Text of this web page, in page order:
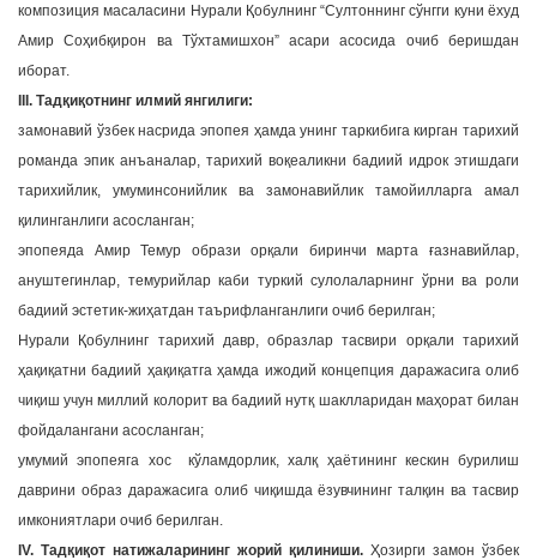
композиция масаласини Нурали Қобулнинг “Султоннинг сўнгги куни ёхуд
Амир Соҳибқирон ва Тўхтамишхон” асари асосида очиб беришдан
иборат.
III. Тадқиқотнинг илмий янгилиги:
замонавий ўзбек насрида эпопея ҳамда унинг таркибига кирган тарихий
романда эпик анъаналар, тарихий воқеаликни бадиий идрок этишдаги
тарихийлик, умуминсонийлик ва замонавийлик тамойилларга амал
қилинганлиги асосланган;
эпопеяда Амир Темур образи орқали биринчи марта ғазнавийлар,
ануштегинлар, темурийлар каби туркий сулолаларнинг ўрни ва роли
бадиий эстетик-жиҳатдан таърифланганлиги очиб берилган;
Нурали Қобулнинг тарихий давр, образлар тасвири орқали тарихий
ҳақиқатни бадиий ҳақиқатга ҳамда ижодий концепция даражасига олиб
чиқиш учун миллий колорит ва бадиий нутқ шаклларидан маҳорат билан
фойдалангани асосланган;
умумий эпопеяга хос кўламдорлик, халқ ҳаётининг кескин бурилиш
даврини образ даражасига олиб чиқишда ёзувчининг талқин ва тасвир
имкониятлари очиб берилган.
IV. Тадқиқот натижаларининг жорий қилиниши. Ҳозирги замон ўзбек